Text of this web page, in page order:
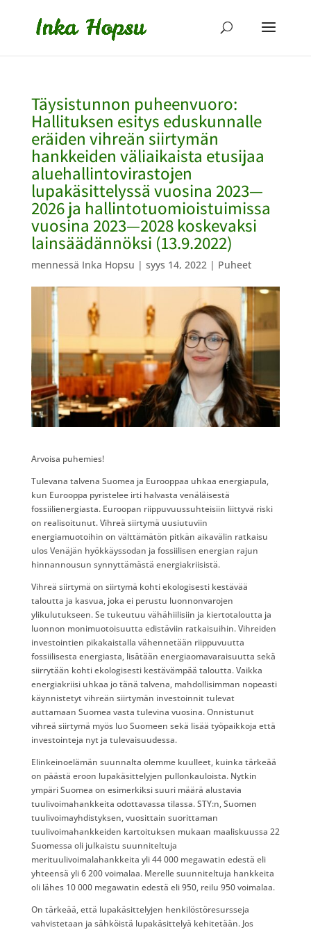
Täysistunnon puheenvuoro:
Hallituksen esitys eduskunnalle
eräiden vihreän siirtymän
hankkeiden väliaikaista etusijaa
aluehallintovirastojen
lupakäsittelyssä vuosina 2023—
2026 ja hallintotuomioistuimissa
vuosina 2023—2028 koskevaksi
lainsäädännöksi (13.9.2022)
mennessä Inka Hopsu | syys 14, 2022| Puheet
Arvoisa puhemies!
Tulevana talvena Suomea ja Eurooppaa uhkaa energiapula,
kun Eurooppa pyristelee irti halvasta venäläisestä
fossiilienergiasta. Euroopan riippuvuussuhteisiin liittyvä riski
on realisoitunut. Vihreä siirtymä uusiutuviin
energiamuotoihin on välttämätön pitkän aikavälin ratkaisu
ulos Venäjän hyökkäyssodan ja fossiilisen energian rajun
hinnannousun synnyttämästä energiakriisistä.
Vihreä siirtymä on siirtymä kohti ekologisesti kestävää
taloutta ja kasvua, joka ei perustu luonnonvarojen
ylikulutukseen. Se tukeutuu vähähiilisiin ja kiertotaloutta ja
luonnon monimuotoisuutta edistäviin ratkaisuihin. Vihreiden
investointien pikakaistalla vähennetään riippuvuutta
fossiilisesta energiasta, lisätään energiaomavaraisuutta sekä
siirrytään kohti ekologisesti kestävämpää taloutta. Vaikka
energiakriisi uhkaa jo tänä talvena, mahdollisimman nopeasti
käynnistetyt vihreän siirtymän investoinnit tulevat
auttamaan Suomea vasta tulevina vuosina. Onnistunut
vihreä siirtymä myös luo Suomeen sekä lisää työpaikkoja että
investointeja nyt ja tulevaisuudessa.
Elinkeinoelämän suunnalta olemme kuulleet, kuinka tärkeää
on päästä eroon lupakäsittelyjen pullonkauloista. Nytkin
ympäri Suomea on esimerkiksi suuri määrä alustavia
tuulivoimahankkeita odottavassa tilassa. STY:n, Suomen
tuulivoimayhdistyksen, vuosittain suorittaman
tuulivoimahankkeiden kartoituksen mukaan maaliskuussa 22
Suomessa oli julkaistu suunniteltuja
merituulivoimalahankkeita yli 44 000 megawatin edestä eli
yhteensä yli 6 200 voimalaa. Merelle suunniteltuja hankkeita
oli lähes 10 000 megawatin edestä eli 950, reilu 950 voimalaa.
On tärkeää, että lupakäsittelyjen henkilöstöresursseja
vahvistetaan ja sähköistä lupakäsittelyä kehitetään. Jos